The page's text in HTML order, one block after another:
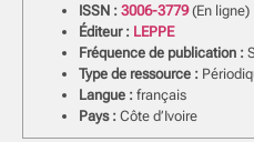
ISSN : 3006-3779(En ligne)
Éditeur : LEPPE
Fréquence de publication :
Type de ressource :
Langue : français
Pays : Côte d’Ivoire